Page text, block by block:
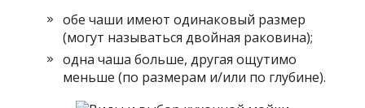
обе чаши имеют одинаковый размер
(могут называться двойная раковина);
одна чаша больше, другая ощутимо
меньше (по размерам и/или по глубине).